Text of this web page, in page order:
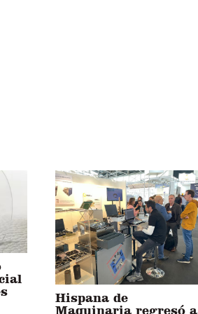
Hispana de
Maquinaria regresó a